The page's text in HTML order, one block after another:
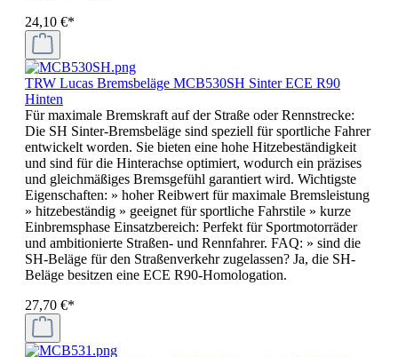
24,10 €*
TRW Lucas Bremsbeläge MCB530SH Sinter ECE R90
Hinten
Für maximale Bremskraft auf der Straße oder Rennstrecke:
Die SH Sinter-Bremsbeläge sind speziell für sportliche Fahrer
entwickelt worden. Sie bieten eine hohe Hitzebeständigkeit
und sind für die Hinterachse optimiert, wodurch ein präzises
und gleichmäßiges Bremsgefühl garantiert wird. Wichtigste
Eigenschaften: » hoher Reibwert für maximale Bremsleistung
» hitzebeständig » geeignet für sportliche Fahrstile » kurze
Einbremsphase Einsatzbereich: Perfekt für Sportmotorräder
und ambitionierte Straßen- und Rennfahrer. FAQ: » sind die
SH-Beläge für den Straßenverkehr zugelassen? Ja, die SH-
Beläge besitzen eine ECE R90-Homologation.
27,70 €*